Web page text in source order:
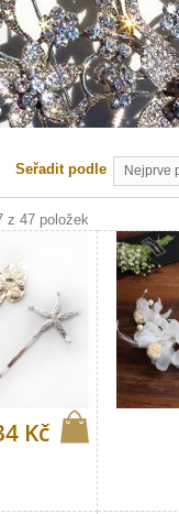
Seřadit podle
z 47 položek
Kč